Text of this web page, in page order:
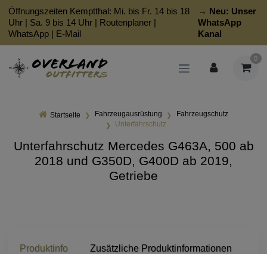
Öffnungszeiten Kemptthal: Mi. bis Fr. 14 bis 18
Uhr | Sa. 9 bis 14 Uhr | Routenplaner |
WhatsApp | E-Mail
→ Neu: Unser
WhatsApp
Kanal
0
Startseite Fahrzeugausrüstung
Fahrzeugschutz
Unterfahrschutz
Unterfahrschutz Mercedes G463A, 500 ab
2018 und G350D, G400D ab 2019,
Getriebe
Produktinfo Zusätzliche Produktinformationen